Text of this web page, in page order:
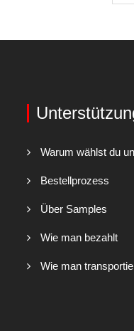
Warum wählst du
Bestellprozess
Über Samples
Wie man bezahlt
Wie man